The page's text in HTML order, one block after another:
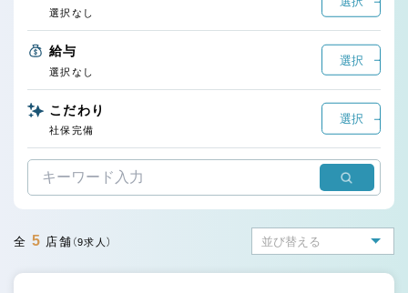
選択なし
給与
選択
選択なし
こだわり
選択
社保完備
全 5 店舗 （9求人）